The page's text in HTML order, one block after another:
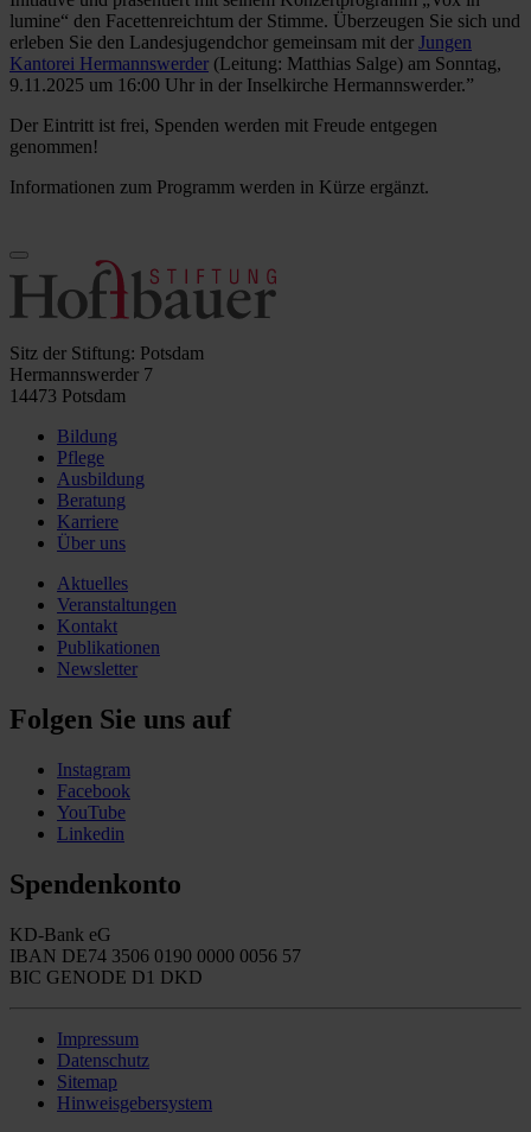
lumine“ den Facettenreichtum der Stimme. Überzeugen Sie sich und
erleben Sie den Landesjugendchor gemeinsam mit der Jungen
Kantorei Hermannswerder (Leitung: Matthias Salge) am Sonntag,
9.11.2025 um 16:00 Uhr in der Inselkirche Hermannswerder.”
Der Eintritt ist frei, Spenden werden mit Freude entgegen
genommen!
Informationen zum Programm werden in Kürze ergänzt.
Sitz der Stiftung: Potsdam
Hermannswerder 7
14473 Potsdam
Bildung
Pflege
Ausbildung
Beratung
Karriere
Über uns
Aktuelles
Veranstaltungen
Kontakt
Publikationen
Newsletter
Folgen Sie uns auf
Instagram
Facebook
YouTube
Linkedin
Spendenkonto
KD-Bank eG
IBAN DE74 3506 0190 0000 0056 57
BIC GENODE D1 DKD
Impressum
Datenschutz
Sitemap
Hinweisgebersystem